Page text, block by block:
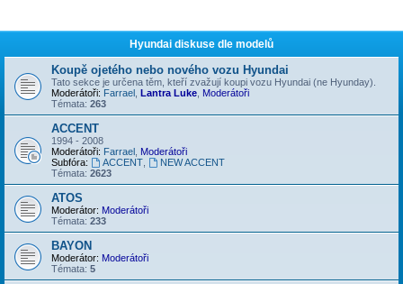
Hyundai diskuse dle modelů
Koupě ojetého nebo nového vozu Hyundai
Tato sekce je určena těm, kteří zvažují koupi vozu Hyundai (ne Hyunday).
Moderátoři: Farrael Lantra Luke Moderátoři
Témata: 263
ACCENT
1994 - 2008
Moderátoři: Farrael Moderátoři
Subfóra:
ACCENT,
NEW ACCENT
Témata: 2623
ATOS
Moderátor: Moderátoři
Témata: 233
BAYON
Moderátor: Moderátoři
Témata: 5